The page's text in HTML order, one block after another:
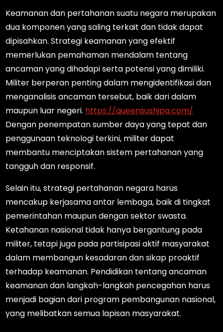
Keamanan dan pertahanan suatu negara merupakan
dua komponen yang saling terkait dan tidak dapat
dipisahkan. Strategi keamanan yang efektif
memerlukan pemahaman mendalam tentang
ancaman yang dihadapi serta potensi yang dimiliki.
Militer berperan penting dalam mengidentifikasi dan
menganalisis ancaman tersebut, baik dari dalam
maupun luar negeri. https://queensushipa.com/
Dengan penempatan sumber daya yang tepat dan
penggunaan teknologi terkini, militer dapat
membantu menciptakan sistem pertahanan yang
tangguh dan responsif.
Selain itu, strategi pertahanan negara harus
mencakup kerjasama antar lembaga, baik di tingkat
pemerintahan maupun dengan sektor swasta.
Ketahanan nasional tidak hanya bergantung pada
militer, tetapi juga pada partisipasi aktif masyarakat
dalam membangun kesadaran dan sikap proaktif
terhadap keamanan. Pendidikan tentang ancaman
keamanan dan langkah-langkah pencegahan harus
menjadi bagian dari program pembangunan nasional,
yang melibatkan semua lapisan masyarakat.